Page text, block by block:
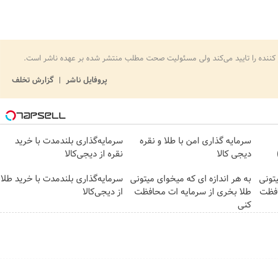
را تایید می‌کند ولی مسئولیت صحت مطلب منتشر شده بر عهده ناشر است.
پروفایل ناشر
گزارش تخلف
سرمایه گذاری امن با طلا و نقره
دیجی کالا
سرمایه‌گذاری بلندمدت با خرید
نقره از دیجی‌کالا
به هر اندازه ای که میخوای میتونی
طلا بخری از سرمایه ات محافظت
کنی
سرمایه‌گذاری بلندمدت با خرید طلا
از دیجی‌کالا